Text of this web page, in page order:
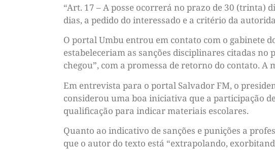
“Art. 17 – A posse ocorrerá no prazo de 30 (trinta)
dias, a pedido do interessado e a critério da
O portal Umbu entrou em contato com o gabinete
estabeleceriam as sanções disciplinares citadas
chegou”, com a promessa de retorno do contato.
Em entrevista para o portal Salvador FM, o
considerou uma boa iniciativa que a participação
qualificação para indicar materiais escolares.
Quanto ao indicativo de sanções e punições a
que o autor do texto está “extrapolando,